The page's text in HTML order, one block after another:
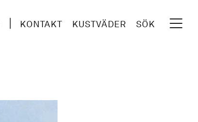
KONTAKT KUSTVÄDER SÖK